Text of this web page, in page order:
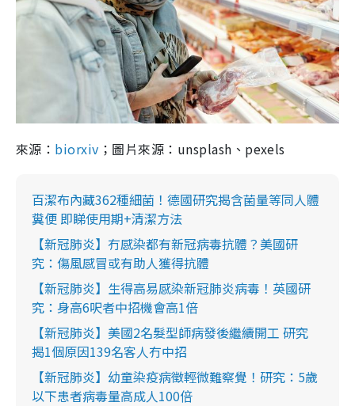
來源： biorxiv ；圖片來源：unsplash、pexels
百潔布內藏362種細菌！德國研究揭含菌量等同人體
糞便 即睇使用期+清潔方法
【新冠肺炎】冇感染都有新冠病毒抗體？美國研
究：傷風感冒或有助人獲得抗體
【新冠肺炎】生得高易感染新冠肺炎病毒！英國研
究：身高6呎者中招機會高1倍
【新冠肺炎】美國2名髮型師病發後繼續開工 研究
揭1個原因139名客人冇中招
【新冠肺炎】幼童染疫病徵輕微難察覺！研究：5歲
以下患者病毒量高成人100倍